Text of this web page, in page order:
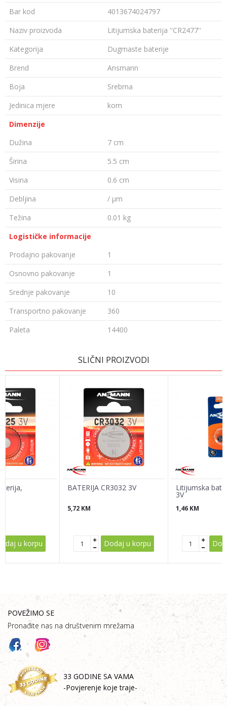
Bar kod
4013674024797
Naziv proizvoda
Litijumska baterija ''CR2477''
Kategorija
Dugmaste baterije
Brend
Ansmann
Boja
Srebrna
Jedinica mjere
kom
Dimenzije
Dužina
7 cm
Širina
5.5 cm
Visina
0.6 cm
Debljina
/ µm
Težina
0.01 kg
Logističke informacije
Prodajno pakovanje
1
Osnovno pakovanje
1
Srednje pakovanje
10
Transportno pakovanje
360
Paleta
14400
Email
Poruka
SLIČNI PROIZVODI
u korpu
BATERIJA CR3032 3V
5,72 KM
Dodaj u korpu
Litijumska
3V
1,46 KM
POVEŽIMO SE
Pronađite nas na društvenim mrežama
33 GODINE SA VAMA
-Povjerenje koje traje-